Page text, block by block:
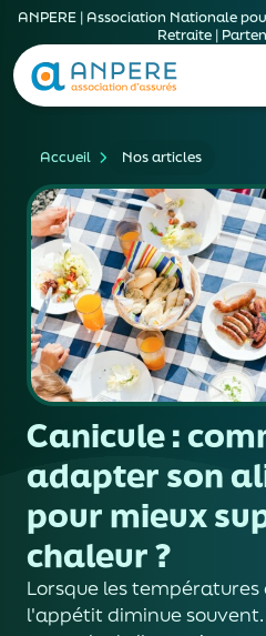
ANPERE | Association Nationale
Retraite |
Accueil Nos articles
Canicule :
adapter son
pour mieux
chaleur ?
Lorsque les températures
l'appétit diminue